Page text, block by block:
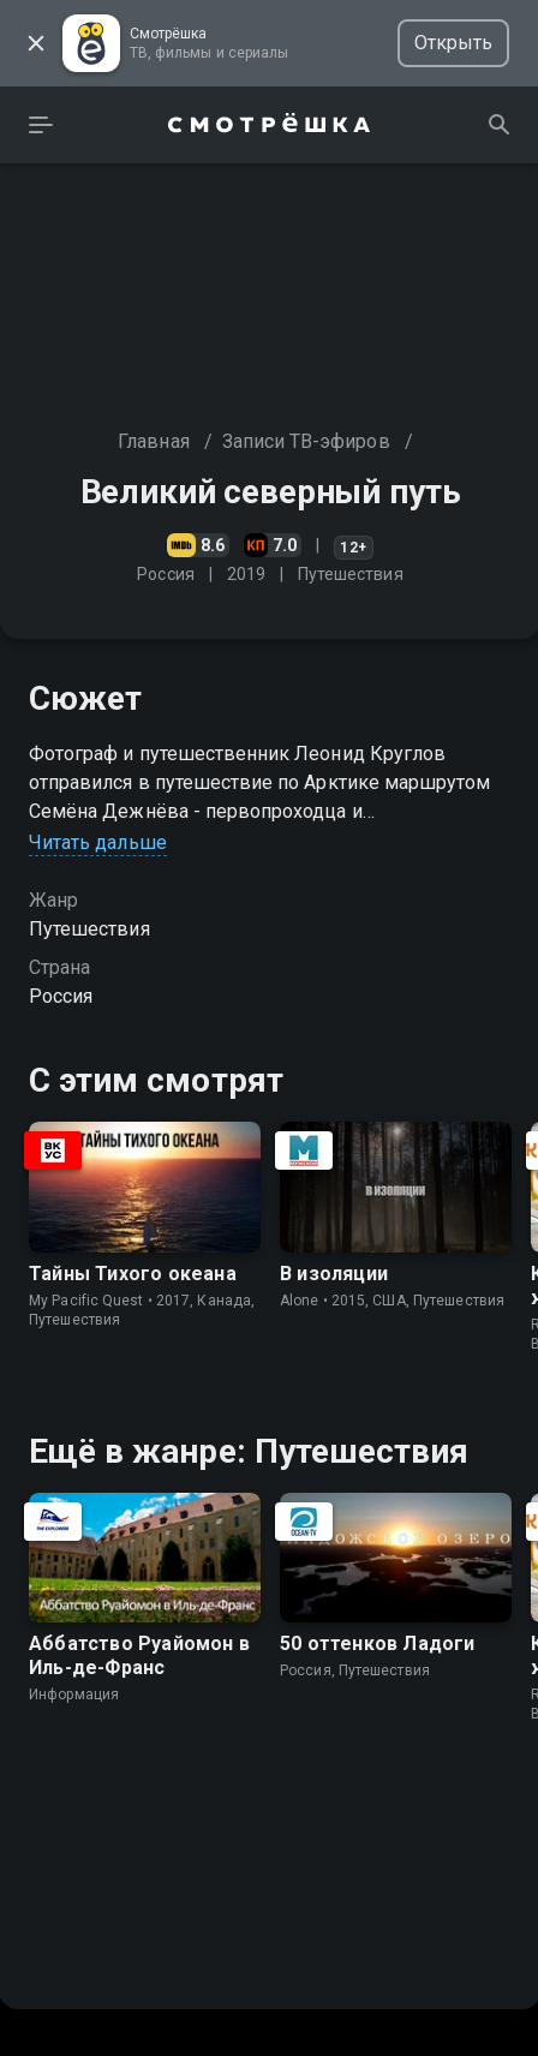
Смотрёшка
ТВ, фильмы и сериалы
Открыть
Главная / Записи ТВ-эфиров /
Великий северный путь
8.6 7.0 12+
Россия 2019 Путешествия
Сюжет
Фотограф и путешественник Леонид Круглов
отправился в путешествие по Арктике маршрутом
Семёна Дежнёва - первопроходца и
первооткрывателя, в 17 веке отодвинувшего
Читать дальше
Жанр
Путешествия
Страна
Россия
С этим смотрят
Тайны Тихого океана
My Pacific Quest • 2017, Канада,
Путешествия
В изоляции
Alone • 2015, США, Путешествия
Ещё в жанре: Путешествия
Аббатство Руайомон в
Иль-де-Франс
Информация
50 оттенков Ладоги
Россия, Путешествия